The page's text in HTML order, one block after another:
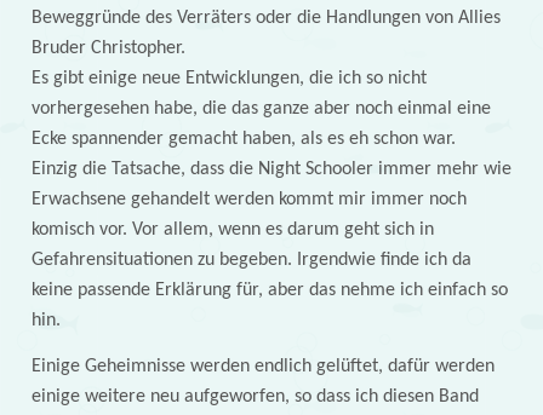
Beweggründe des Verräters oder die Handlungen von Allies
Bruder Christopher.
Es gibt einige neue Entwicklungen, die ich so nicht
vorhergesehen habe, die das ganze aber noch einmal eine
Ecke spannender gemacht haben, als es eh schon war.
Einzig die Tatsache, dass die Night Schooler immer mehr wie
Erwachsene gehandelt werden kommt mir immer noch
komisch vor. Vor allem, wenn es darum geht sich in
Gefahrensituationen zu begeben. Irgendwie finde ich da
keine passende Erklärung für, aber das nehme ich einfach so
hin.
Einige Geheimnisse werden endlich gelüftet, dafür werden
einige weitere neu aufgeworfen, so dass ich diesen Band